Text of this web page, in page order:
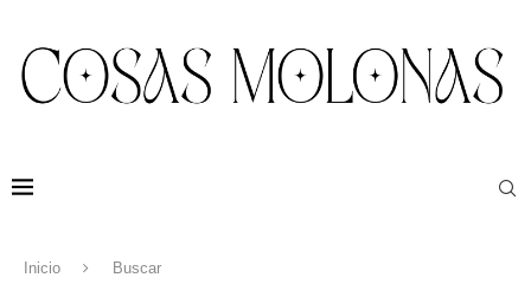
Inicio Buscar